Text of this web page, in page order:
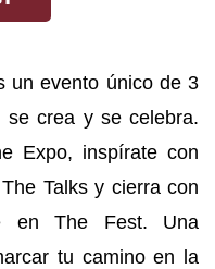
un evento único de 3
crea y se celebra.
Expo, inspírate con
Talks y cierra con
en The Fest. Una
tu camino en la